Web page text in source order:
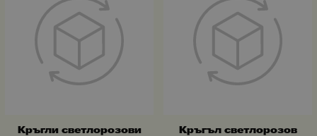
Кръгли светлорозови
Кръгъл светлорозов